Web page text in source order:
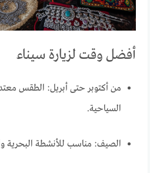
أفضل وقت لزيارة سيناء
من أكتوبر حتى أبريل: الطقس
السياحية.
الصيف: مناسب للأنشطة البحرية